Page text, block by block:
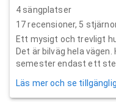
4 sängplatser
17recensioner, 5
Ett mysigt och trevligt
Det är bilväg hela
semester endast ett
Läs mer och se